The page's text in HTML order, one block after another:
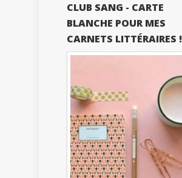
CLUB SANG - CARTE
BLANCHE POUR MES
CARNETS LITTÉRAIRES !